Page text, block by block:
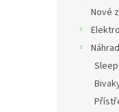
Nové